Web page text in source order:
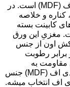
جنس بدنه این نوع کابینت از ورق ام دی اف (MDF) است. در
کناره و خلاصه
کابینت بسته
مغزیِ این ورق
اون از جنس
رطوبت
مقاومت به
رطوبت، کامل نیست. در کابینت های ام دی اف (MDF) جنس
اف انتخاب میشه.